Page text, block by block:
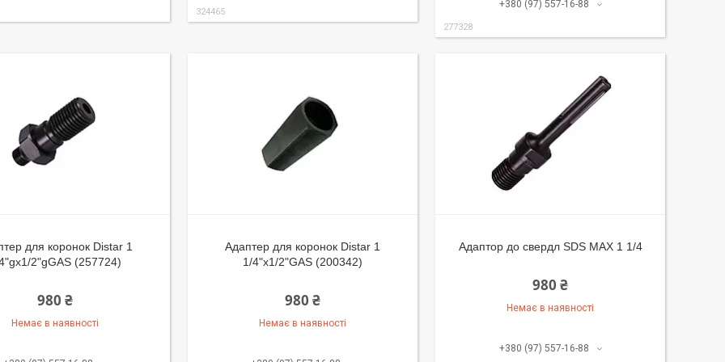
324465
+380 (97) 557-16-88
277328
для коронок Distar 1
2"gGAS (257724)
980 ₴
Немає в наявності
Адаптер для коронок Distar 1
1/4"x1/2"GAS (200342)
980 ₴
Немає в наявності
Адаптор до свердл SDS MАХ 1 1/4
980 ₴
Немає в наявності
+380 (97) 557-16-88